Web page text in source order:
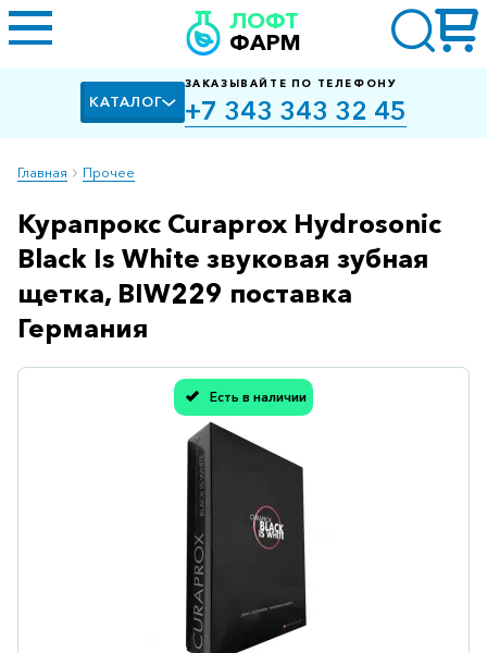
ЛОФТ
ФАРМ
КАТАЛОГ
ЗАКАЗЫВАЙТЕ ПО ТЕЛЕФОНУ
+7 343 343 32 45
Главная Прочее
Алкоголизм,
курение
Альцгеймера
болезнь
Антибактериальные
Гематологические
Курапрокс Curaprox Hydrosonic
Black Is White звуковая зубная
щетка, BIW229 поставка
Германия
Есть в наличии
Спасибо, мы учли Вашу оценку!